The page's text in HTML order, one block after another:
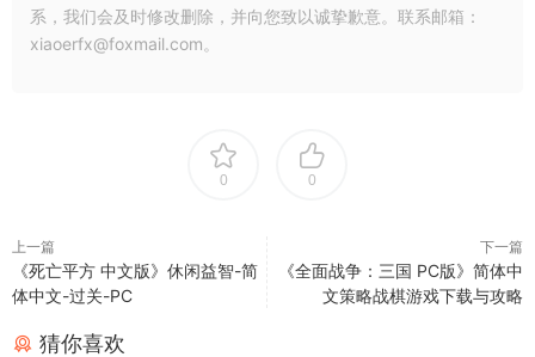
系，我们会及时修改删除，并向您致以诚挚歉意。联系邮箱：
xiaoerfx@foxmail.com。
0 0
上一篇
《死亡平方 中文版》休闲益智-简
体中文-过关-PC
下一篇
《全面战争：三国 PC版》简体中
文策略战棋游戏下载与攻略
猜你喜欢